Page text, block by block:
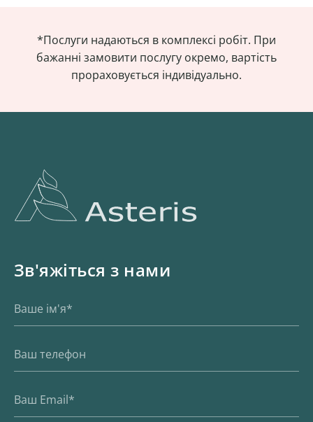
*Послуги надаються в комплексі робіт. При
бажанні замовити послугу окремо, вартість
прораховується індивідуально.
Зв'яжіться з нами